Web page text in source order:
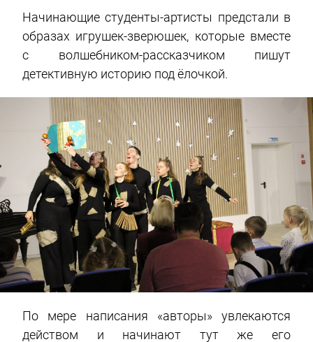
Начинающие студенты-артисты предстали в
образах игрушек-зверюшек, которые вместе
с волшебником-рассказчиком пишут
детективную историю под ёлочкой.
По мере написания «авторы» увлекаются
действом и начинают тут же его